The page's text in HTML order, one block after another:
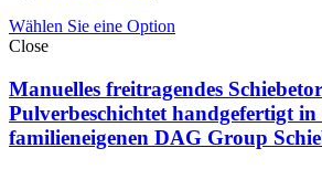
Wählen Sie eine Option
Close
Manuelles freitragendes
Pulverbeschichtet handgefertigt in
familieneigenen DAG Group